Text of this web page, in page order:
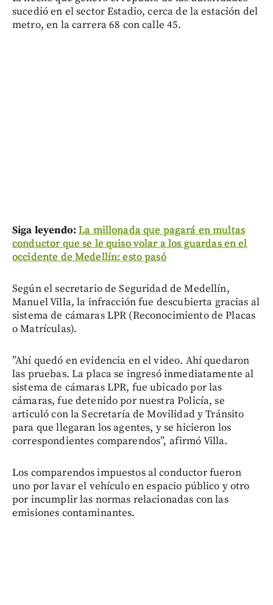
sucedió en el sector Estadio, cerca de la estación del
metro, en la carrera 68 con calle 45.
Siga leyendo: La millonada que pagará en multas
conductor que se le quiso volar a los guardas en el
occidente de Medellín: esto pasó
Según el secretario de Seguridad de Medellín,
Manuel Villa, la infracción fue descubierta gracias al
sistema de cámaras LPR (Reconocimiento de Placas
o Matrículas).
”Ahí quedó en evidencia en el video. Ahí quedaron
las pruebas. La placa se ingresó inmediatamente al
sistema de cámaras LPR, fue ubicado por las
cámaras, fue detenido por nuestra Policía, se
articuló con la Secretaría de Movilidad y Tránsito
para que llegaran los agentes, y se hicieron los
correspondientes comparendos”, afirmó Villa.
Los comparendos impuestos al conductor fueron
uno por lavar el vehículo en espacio público y otro
por incumplir las normas relacionadas con las
emisiones contaminantes.